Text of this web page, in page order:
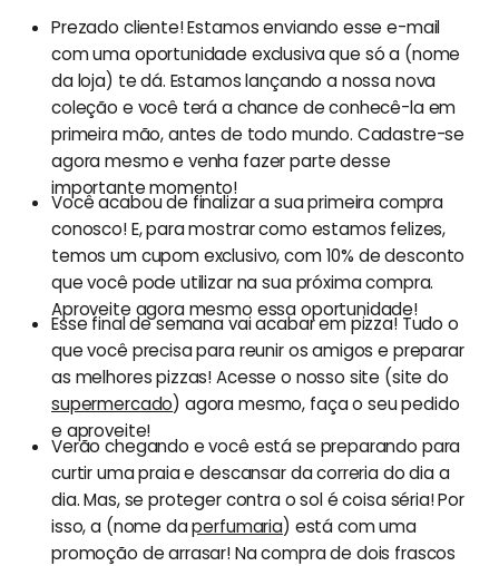
Prezado cliente! Estamos enviando esse e-mail
com uma oportunidade exclusiva que só a (nome
da loja) te dá. Estamos lançando a nossa nova
coleção e você terá a chance de conhecê-la em
primeira mão, antes de todo mundo. Cadastre-se
agora mesmo e venha fazer parte desse
importante momento!
Você acabou de finalizar a sua primeira compra
conosco! E, para mostrar como estamos felizes,
temos um cupom exclusivo, com 10% de desconto
que você pode utilizar na sua próxima compra.
Aproveite agora mesmo essa oportunidade!
Esse final de semana vai acabar em pizza! Tudo o
que você precisa para reunir os amigos e preparar
as melhores pizzas! Acesse o nosso site (site do
supermercado) agora mesmo, faça o seu pedido
e aproveite!
Verão chegando e você está se preparando para
curtir uma praia e descansar da correria do dia a
dia. Mas, se proteger contra o sol é coisa séria! Por
isso, a (nome daperfumaria) está com uma
promoção de arrasar! Na compra de dois frascos